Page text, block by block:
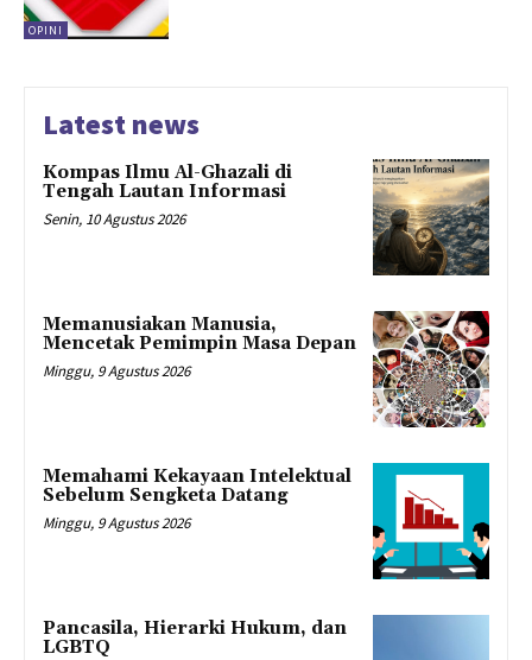
OPINI
Latest news
Kompas Ilmu Al-Ghazali di
Tengah Lautan Informasi
Senin, 10 Agustus 2026
Memanusiakan Manusia,
Mencetak Pemimpin Masa Depan
Minggu, 9 Agustus 2026
Memahami Kekayaan Intelektual
Sebelum Sengketa Datang
Minggu, 9 Agustus 2026
Pancasila, Hierarki Hukum, dan
LGBTQ